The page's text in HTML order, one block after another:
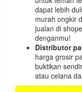
dapat lebih
murah ongkir
jualan di
denganmu!
Distributor
harga grosir
buktikan
atau celana